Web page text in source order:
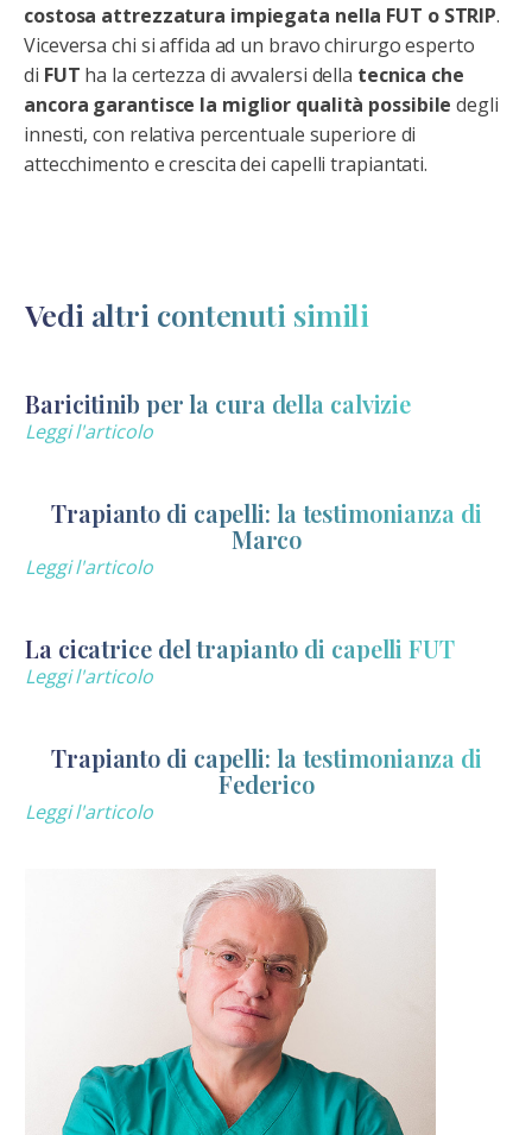
costosa attrezzatura impiegata nella FUT o STRIP.
Viceversa chi si affida ad un bravo chirurgo esperto
di FUT ha la certezza di avvalersi della tecnica che
ancora garantisce la miglior qualità possibile degli
innesti, con relativa percentuale superiore di
attecchimento e crescita dei capelli trapiantati.
Vedi altri contenuti simili
Baricitinib per la cura della calvizie
Leggi l'articolo
Trapianto di capelli: la testimonianza di
Marco
Leggi l'articolo
La cicatrice del trapianto di capelli FUT
Leggi l'articolo
Trapianto di capelli: la testimonianza di
Federico
Leggi l'articolo